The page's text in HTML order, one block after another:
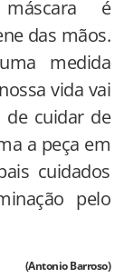
é
das mãos.
medida
vida vai
de cuidar de
a peça em
cuidados
pelo
(Antonio Barroso)